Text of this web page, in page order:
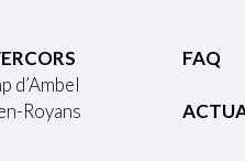
d’Ambel
Royans
FAQ